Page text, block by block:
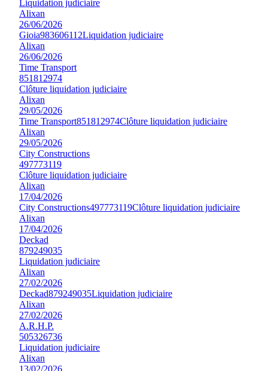
Liquidation judiciaire
Alixan
26/06/2026
Gioia983606112Liquidation judiciaire
Alixan
26/06/2026
Time Transport
851812974
Clôture liquidation judiciaire
Alixan
29/05/2026
Time Transport851812974Clôture liquidation judiciaire
Alixan
29/05/2026
City Constructions
497773119
Clôture liquidation judiciaire
Alixan
17/04/2026
City Constructions497773119Clôture liquidation judiciaire
Alixan
17/04/2026
Deckad
879249035
Liquidation judiciaire
Alixan
27/02/2026
Deckad879249035Liquidation judiciaire
Alixan
27/02/2026
A.R.H.P.
505326736
Liquidation judiciaire
Alixan
13/02/2026